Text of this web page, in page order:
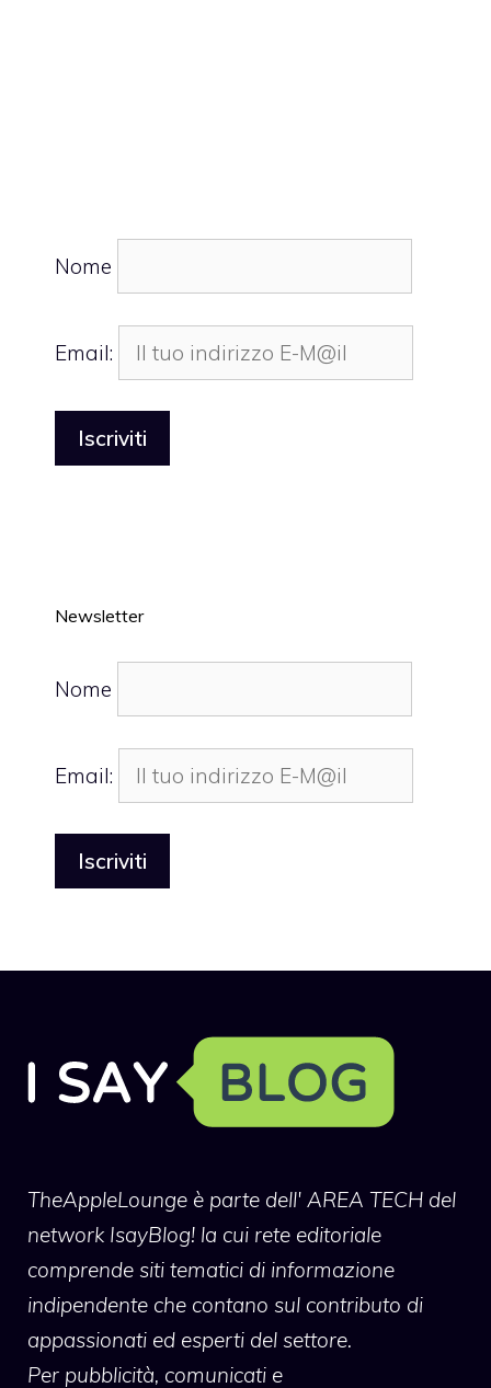
Nome
Email:
Newsletter
Nome
Email:
TheAppleLounge è parte dell' AREA TECH del
network IsayBlog! la cui rete editoriale
comprende siti tematici di informazione
indipendente che contano sul contributo di
appassionati ed esperti del settore.
Per pubblicità, comunicati e